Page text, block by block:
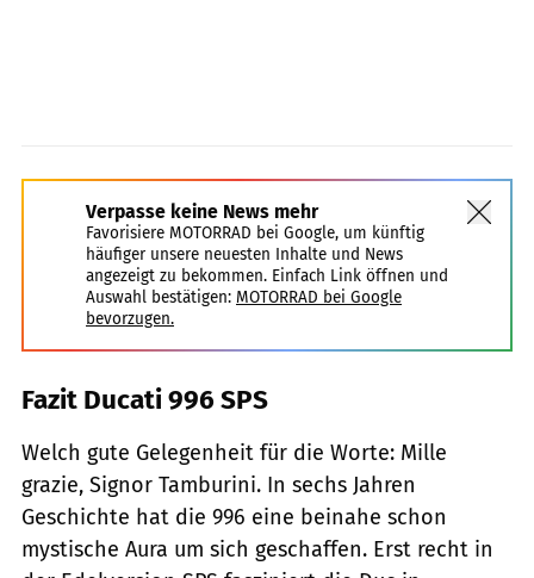
Verpasse keine News mehr
Favorisiere MOTORRAD bei Google, um künftig
häufiger unsere neuesten Inhalte und News
angezeigt zu bekommen. Einfach Link öffnen und
Auswahl bestätigen: MOTORRAD bei Google
bevorzugen.
Fazit Ducati 996 SPS
Welch gute Gelegenheit für die Worte: Mille
grazie, Signor Tamburini. In sechs Jahren
Geschichte hat die 996 eine beinahe schon
mystische Aura um sich geschaffen. Erst recht in